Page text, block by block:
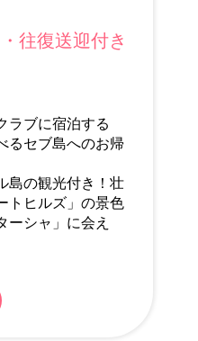
往復送迎付き
ラブに宿泊する
るセブ島へのお帰
島の観光付き！壮
トヒルズ」の景色
ーシャ」に会え